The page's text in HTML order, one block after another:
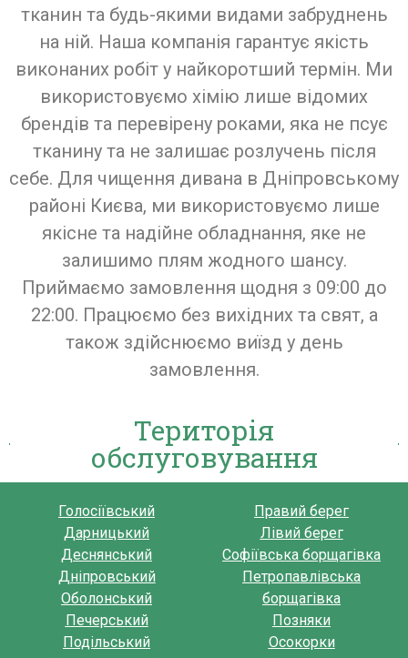
тканин та будь-якими видами забруднень
на ній. Наша компанія гарантує якість
виконаних робіт у найкоротший термін. Ми
використовуємо хімію лише відомих
брендів та перевірену роками, яка не псує
тканину та не залишає розлучень після
себе. Для чищення дивана в Дніпровському
районі Києва, ми використовуємо лише
якісне та надійне обладнання, яке не
залишимо плям жодного шансу.
Приймаємо замовлення щодня з 09:00 до
22:00. Працюємо без вихідних та свят, а
також здійснюємо виїзд у день
замовлення.
Територія
обслуговування
Голосіївський
Дарницький
Деснянський
Дніпровський
Оболонський
Печерський
Подільський
Правий берег
Лівий берег
Софіївська борщагівка
Петропавлівська
борщагівка
Позняки
Осокорки